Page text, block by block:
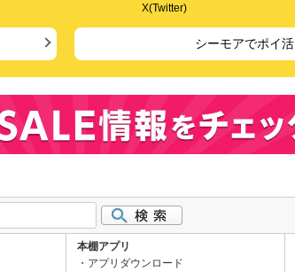
X(Twitter)
シーモアでポイ活
本棚アプリ
アプリダウンロード